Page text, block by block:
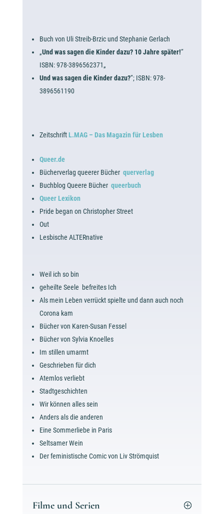
Buch von Uli Streib-Brzic und Stephanie Gerlach
„Und was sagen die Kinder dazu? 10 Jahre später!“
ISBN: 978-3896562371„
Und was sagen die Kinder dazu?“; ISBN: 978-
3896561190
ZeitschriftL.MAG – Das Magazin für Lesben
Queer.de
Bücherverlag queerer Bücher querverlag
Buchblog Queere Bücher queerbuch
Queer Lexikon
Pride began on Christopher Street
Out
Lesbische ALTERnative
Weil ich so bin
geheilte Seele befreites Ich
Als mein Leben verrückt spielte und dann auch noch
Corona kam
Bücher von Karen-Susan Fessel
Bücher von Sylvia Knoelles
Im stillen umarmt
Geschrieben für dich
Atemlos verliebt
Stadtgeschichten
Wir können alles sein
Anders als die anderen
Eine Sommerliebe in Paris
Seltsamer Wein
Der feministische Comic von Liv Strömquist
Filme und Serien